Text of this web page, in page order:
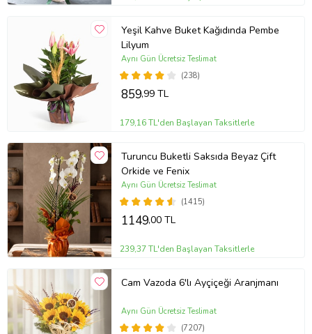
Yeşil Kahve Buket Kağıdında Pembe
Lilyum
(238)
Aynı Gün Ücretsiz Teslimat
859,99 TL
179,16 TL'den Başlayan Taksitlerle
Turuncu Buketli Saksıda Beyaz Çift
Orkide ve Fenix
(1415)
Aynı Gün Ücretsiz Teslimat
1149,00 TL
239,37 TL'den Başlayan Taksitlerle
Cam Vazoda 6'lı Ayçiçeği Aranjmanı
(7207)
Aynı Gün Ücretsiz Teslimat